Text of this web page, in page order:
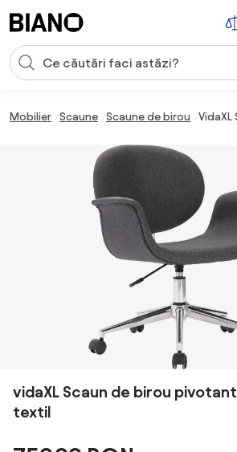
Introducerea căutării
Mobilier Scaune Scaune de birou
vidaXL Scaun de birou
textil